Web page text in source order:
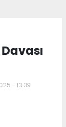
- 13:39